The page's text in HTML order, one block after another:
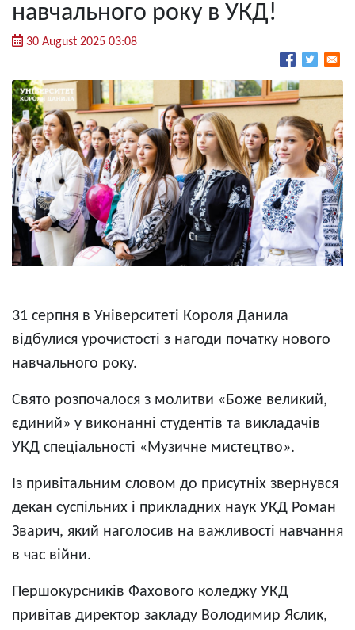
навчального року в УКД!
30 August 2025 03:08
31 серпня в Університеті Короля Данила
відбулися урочистості з нагоди початку нового
навчального року.
Свято розпочалося з молитви «Боже великий,
єдиний» у виконанні студентів та викладачів
УКД спеціальності «Музичне мистецтво».
Із привітальним словом до присутніх звернувся
декан суспільних і прикладних наук УКД Роман
Зварич, який наголосив на важливості навчання
в час війни.
Першокурсників Фахового коледжу УКД
привітав директор закладу Володимир Яслик,